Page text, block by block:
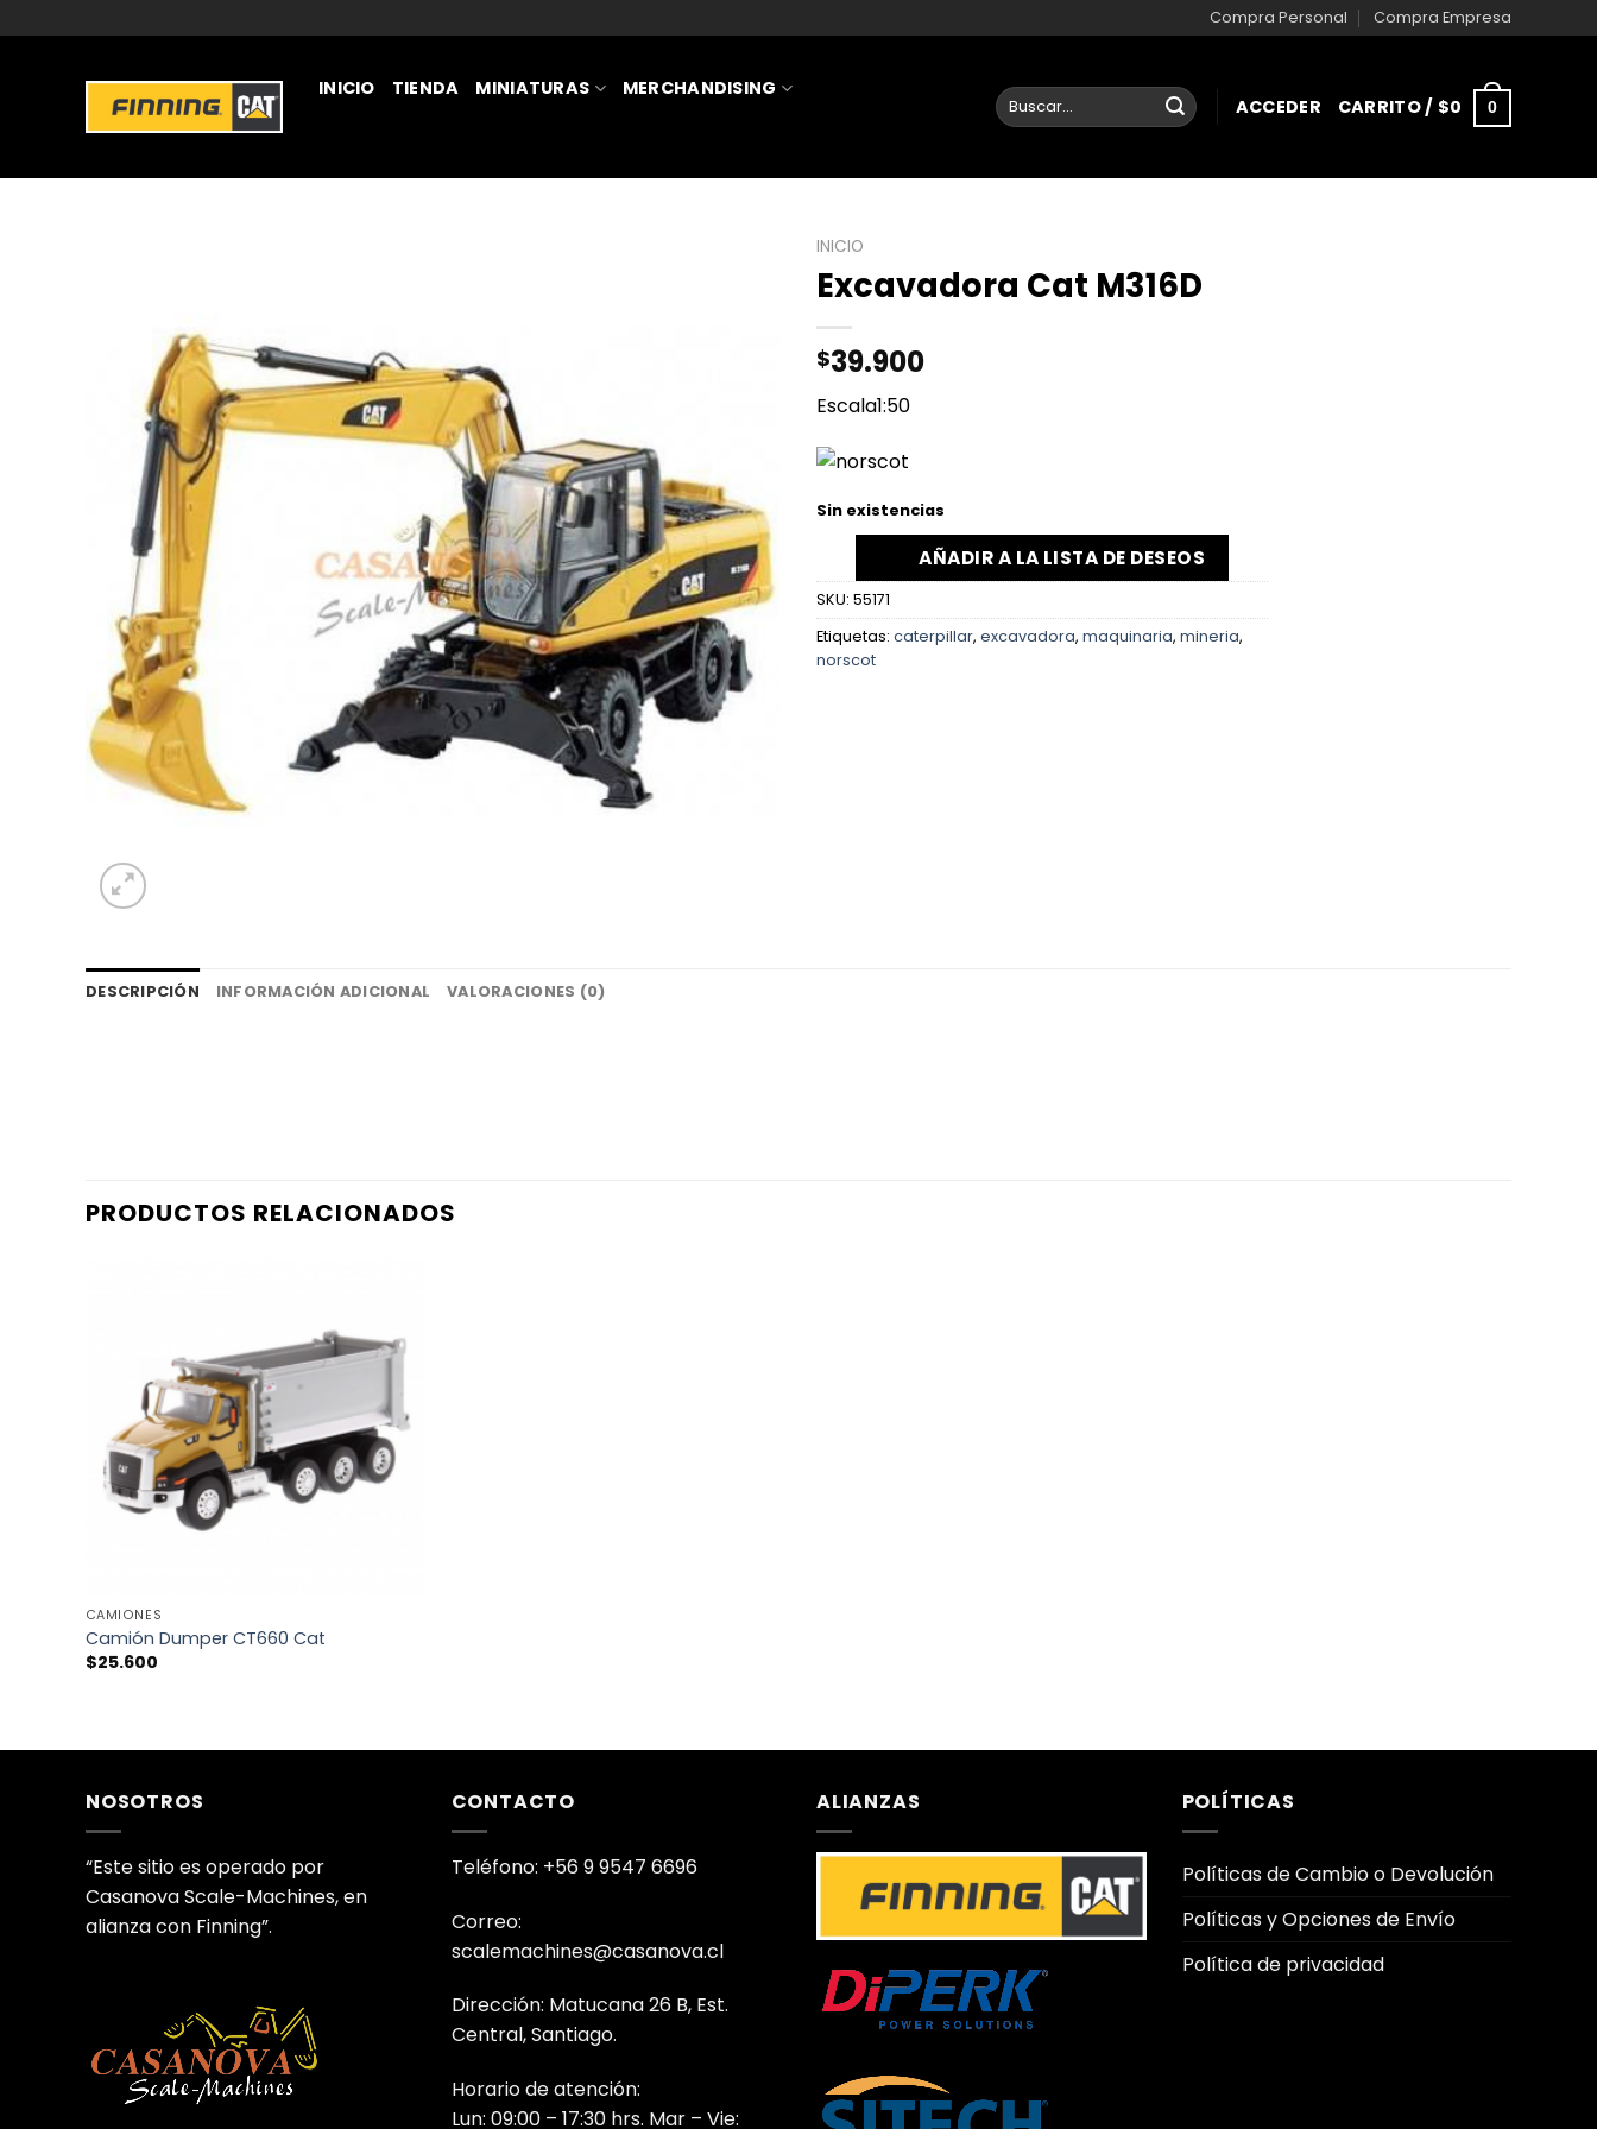
Compra Personal Compra Empresa
INICIO TIENDA MINIATURAS MERCHANDISING
ACCEDER CARRITO / $0 0
INICIO
Excavadora Cat M316D
$39.900
Escala1:50
Sin existencias
AÑADIR A LA LISTA DE DESEOS
SKU: 55171
Etiquetas: caterpillar, excavadora, maquinaria, mineria,
norscot
DESCRIPCIÓN INFORMACIÓN ADICIONAL VALORACIONES (0)
PRODUCTOS RELACIONADOS
A LA
DESEOS
CAMIONES
Camión Dumper CT660 Cat
$25.600
NOSOTROS
“Este sitio es operado por
Casanova Scale-Machines, en
alianza con Finning”.
CONTACTO
Teléfono: +56 9 9547 6696
Correo:
scalemachines@casanova.cl
Dirección: Matucana 26 B, Est.
Central, Santiago.
Horario de atención:
Lun: 09:00 – 17:30 hrs. Mar – Vie:
ALIANZAS POLÍTICAS
Políticas de Cambio o Devolución
Políticas y Opciones de Envío
Política de privacidad